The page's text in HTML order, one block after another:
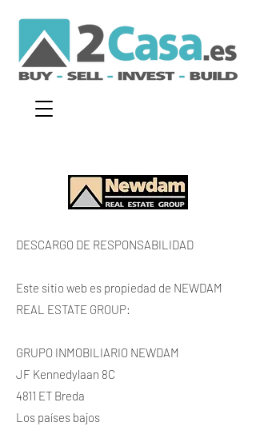
DESCARGO DE RESPONSABILIDAD
Este sitio web es propiedad de NEWDAM
REAL ESTATE GROUP:
GRUPO INMOBILIARIO NEWDAM
JF Kennedylaan 8C
4811 ET Breda
Los países bajos